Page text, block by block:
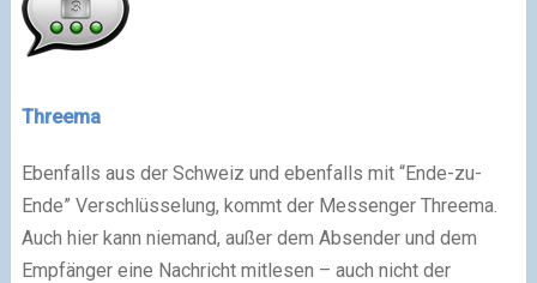
Threema
Ebenfalls aus der Schweiz und ebenfalls mit “Ende-zu-
Ende” Verschlüsselung, kommt der Messenger Threema.
Auch hier kann niemand, außer dem Absender und dem
Empfänger eine Nachricht mitlesen – auch nicht der